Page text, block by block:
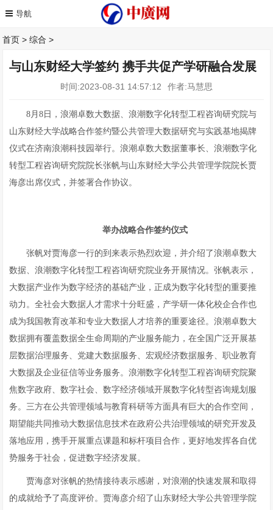
首页 >综合 >
与山东财经大学签约 携手共促产学研融合发展
时间:2023-08-31 14:57:12 作者:马慧思
8月8日，浪潮卓数大数据、浪潮数字化转型工程咨询研究院与
山东财经大学战略合作签约暨公共管理大数据研究与实践基地揭牌
仪式在济南浪潮科技园举行。浪潮卓数大数据董事长、浪潮数字化
转型工程咨询研究院院长张帆与山东财经大学公共管理学院院长贾
海彦出席仪式，并签署合作协议。
举办战略合作签约仪式
张帆对贾海彦一行的到来表示热烈欢迎，并介绍了浪潮卓数大
数据、浪潮数字化转型工程咨询研究院业务开展情况。张帆表示，
大数据产业作为数字经济的基础产业，正成为数字化转型的重要推
动力。全社会大数据人才需求十分旺盛，产学研一体化校企合作也
成为我国教育改革和专业大数据人才培养的重要途径。浪潮卓数大
数据拥有覆盖数据全生命周期的产业服务能力，在全国广泛开展基
层数据治理服务、党建大数据服务、宏观经济数据服务、职业教育
大数据及企业征信等业务服务。浪潮数字化转型工程咨询研究院聚
焦数字政府、数字社会、数字经济领域开展数字化转型咨询规划服
务。三方在公共管理领域与教育科研等方面具有巨大的合作空间，
期望能共同推动大数据信息技术在政府公共治理领域的研究开发及
落地应用，携手开展重点课题和标杆项目合作，更好地发挥各自优
势服务于社会，促进数字经济发展。
贾海彦对张帆的热情接待表示感谢，对浪潮的快速发展和取得
的成就给予了高度评价。贾海彦介绍了山东财经大学公共管理学院